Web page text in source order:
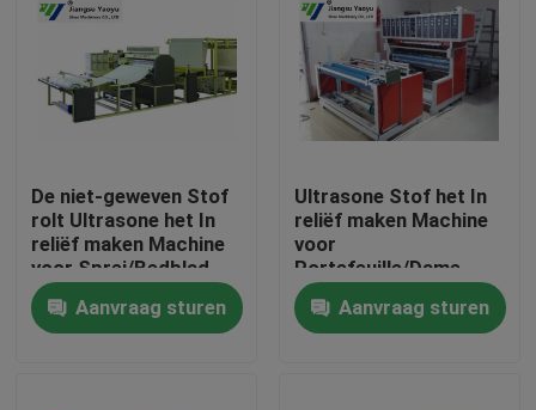
Huis
De niet-geweven Stof
rolt Ultrasone het In
reliëf maken Machine
voor Sprei/Bedblad
Aanvraag sturen
Ultrasone Stof het In
reliëf maken Machine
voor
Portefeuille/Dame
Handbag/Schoendekking
Aanvraag sturen